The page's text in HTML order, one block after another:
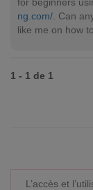
ng.com/ . Can
like me on how
1 - 1 de 1
L’accès et